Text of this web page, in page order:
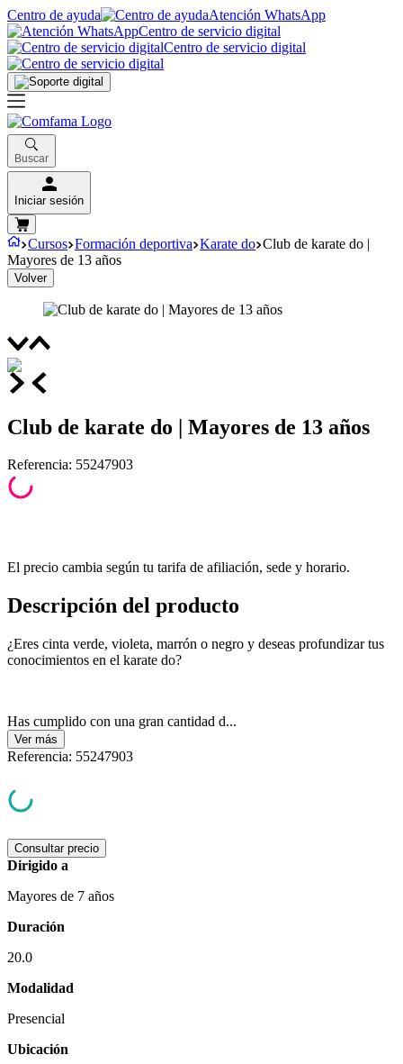
Centro de ayuda
Atención WhatsApp
Centro de servicio digital
Centro de servicio digital
Buscar
Iniciar sesión
Cursos Formación deportiva Karate do Club de karate do |
Mayores de 13 años
Volver
Club de karate do | Mayores de 13 años
Referencia: 55247903
El precio cambia según tu tarifa de afiliación, sede y horario.
Descripción del producto
¿Eres cinta verde, violeta, marrón o negro y deseas profundizar tus
conocimientos en el karate do?
Has cumplido con una gran cantidad d...
Ver más
Referencia: 55247903
Consultar precio
Dirigido a
Mayores de 7 años
Duración
20.0
Modalidad
Presencial
Ubicación